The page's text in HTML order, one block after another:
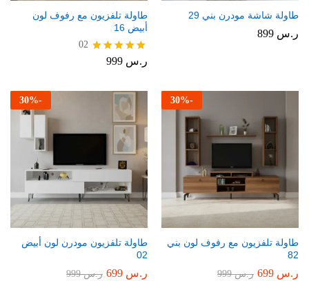
طاولة شاشة مودرن بني 29
ر.س
طاولة تلفزيون مع رفوف لون
أبيض 16
تم التقييم
02
ر.س
-
30%
طاولة تلفزيون مع رفوف لون بني
82
ر.س ر.س999
-
30%
طاولة تلفزيون مودرن لون أبيض
02
ر.س ر.س999